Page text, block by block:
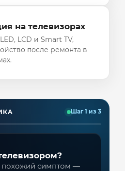
на телевизорах
LCD и Smart TV,
после ремонта в
Шаг 1 из 3
похожий симптом —